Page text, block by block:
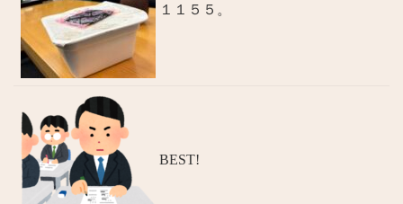
１１５５。
BEST!